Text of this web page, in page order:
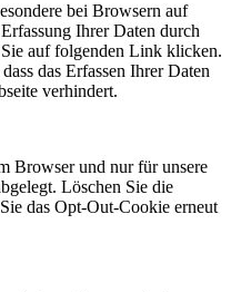
bei Browsern auf
Ihrer Daten durch
auf folgenden Link klicken.
das Erfassen Ihrer Daten
verhindert.
Browser und nur für unsere
Löschen Sie die
das Opt-Out-Cookie erneut